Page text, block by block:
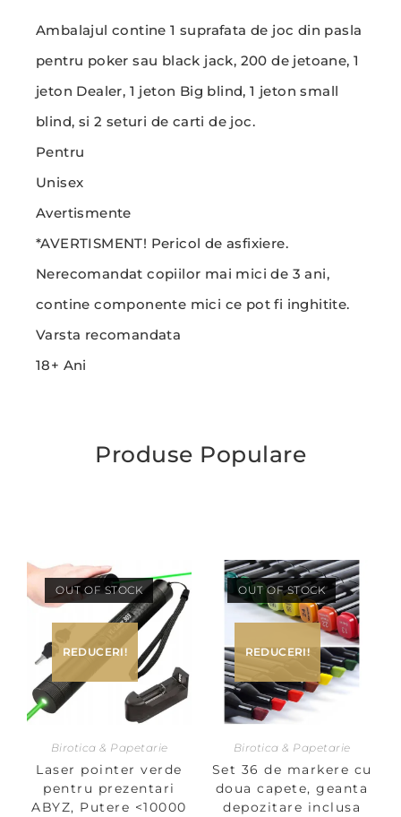
Ambalajul contine 1 suprafata de joc din pasla
pentru poker sau black jack, 200 de jetoane, 1
jeton Dealer, 1 jeton Big blind, 1 jeton small
blind, si 2 seturi de carti de joc.
Pentru
Unisex
Avertismente
*AVERTISMENT! Pericol de asfixiere.
Nerecomandat copiilor mai mici de 3 ani,
contine componente mici ce pot fi inghitite.
Varsta recomandata
18+ Ani
Produse Populare
OUT OF STOCK
REDUCERI!
Birotica & Papetarie
Laser pointer verde
pentru prezentari
ABYZ, Putere <10000
OUT OF STOCK
REDUCERI!
Birotica & Papetarie
Set 36 de markere cu
doua capete, geanta
depozitare inclusa